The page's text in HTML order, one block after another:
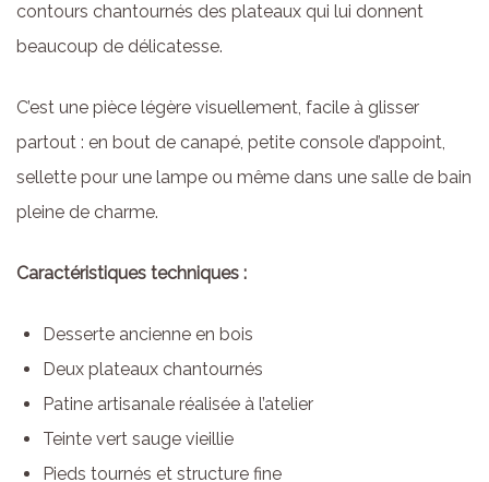
contours chantournés des plateaux qui lui donnent
beaucoup de délicatesse.
C’est une pièce légère visuellement, facile à glisser
partout : en bout de canapé, petite console d’appoint,
sellette pour une lampe ou même dans une salle de bain
pleine de charme.
Caractéristiques techniques :
Desserte ancienne en bois
Deux plateaux chantournés
Patine artisanale réalisée à l’atelier
Teinte vert sauge vieillie
Pieds tournés et structure fine